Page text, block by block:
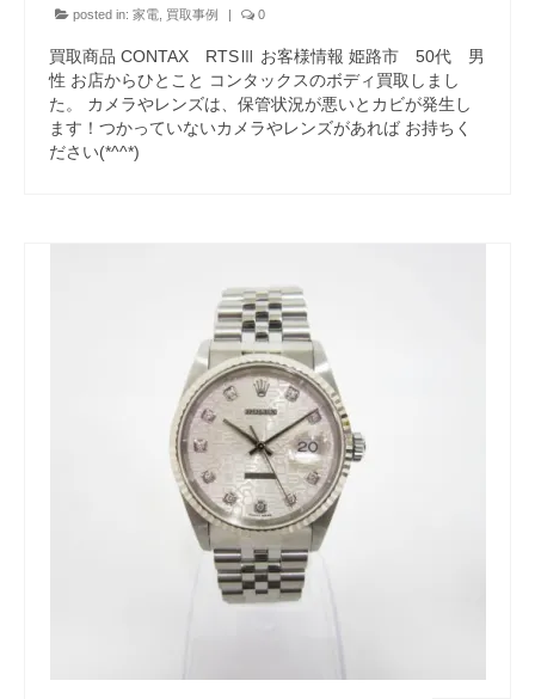
posted in: 家電 買取事例 | 0
買取商品 CONTAX RTSⅢ お客様情報 姫路市 50代 男
性 お店からひとこと コンタックスのボディ買取しまし
た。 カメラやレンズは、保管状況が悪いとカビが発生し
ます！つかっていないカメラやレンズがあれば お持ちく
ださい(*^^*)